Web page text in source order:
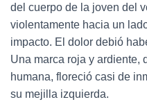
del cuerpo de la joven del
violentamente hacia un
impacto. El dolor debió
Una marca roja y ardiente,
humana, floreció casi de
su mejilla izquierda.